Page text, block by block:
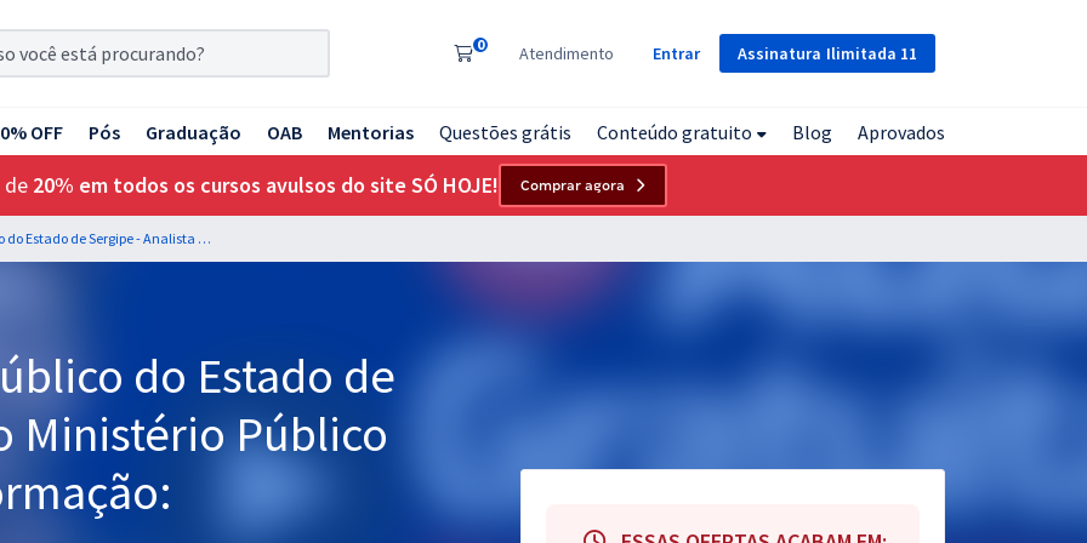
Assinatura Ilimitada 11
0 Atendimento Entrar
OFF Pós Graduação OAB Mentorias Questões grátis Conteúdo gratuito Blog Aprovados
de 20% em todos os cursos avulsos do site SÓ HOJE! Comprar agora
MP SE - Ministério Público do Estado de Sergipe - Analista do Ministério Público – Tecnologia da Informação: Desenvolvimento
do Estado de
Ministério Público